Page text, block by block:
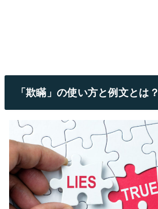
「欺瞞」の使い方と例文とは？